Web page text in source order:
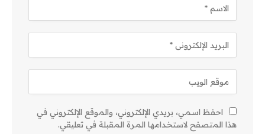
احفظ اسمي، بريدي الإلكتروني، والموقع الإلكتروني في
هذا المتصفح لاستخدامها المرة المقبلة في تعليقي.